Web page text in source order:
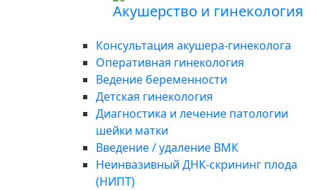
Акушерство и гинекология
Консультация акушера-гинеколога
Оперативная гинекология
Ведение беременности
Детская гинекология
Диагностика и лечение патологии
шейки матки
Введение / удаление ВМК
Неинвазивный ДНК-скрининг плода
(НИПТ)